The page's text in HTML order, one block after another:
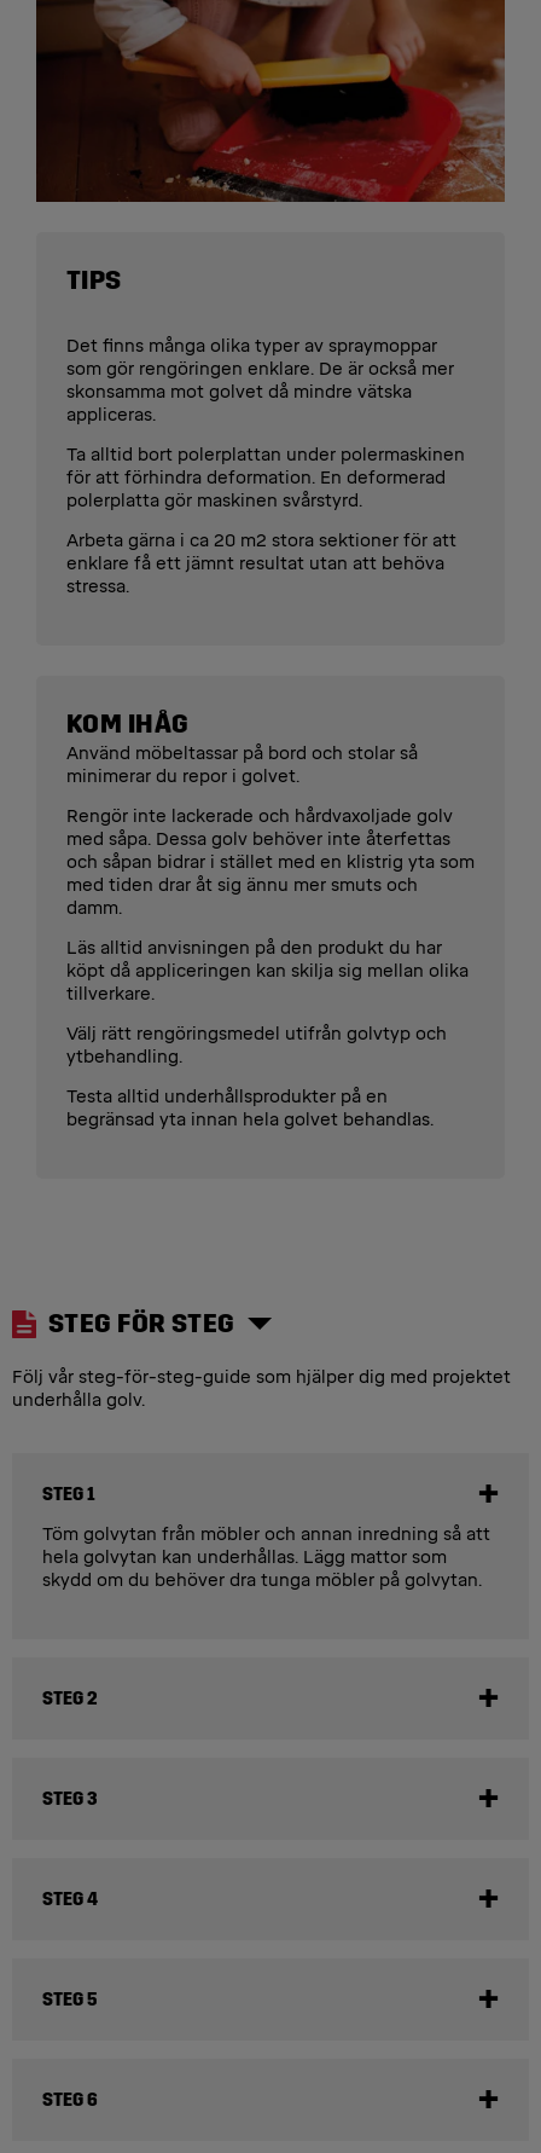
TIPS
Det finns många olika typer av spraymoppar
som gör rengöringen enklare. De är också mer
skonsamma mot golvet då mindre vätska
appliceras.
Ta alltid bort polerplattan under polermaskinen
för att förhindra deformation. En deformerad
polerplatta gör maskinen svårstyrd.
Arbeta gärna i ca 20 m2 stora sektioner för att
enklare få ett jämnt resultat utan att behöva
stressa.
KOM IHÅG
Använd möbeltassar på bord och stolar så
minimerar du repor i golvet.
Rengör inte lackerade och hårdvaxoljade golv
med såpa. Dessa golv behöver inte återfettas
och såpan bidrar i stället med en klistrig yta som
med tiden drar åt sig ännu mer smuts och
damm.
Läs alltid anvisningen på den produkt du har
köpt då appliceringen kan skilja sig mellan olika
tillverkare.
Välj rätt rengöringsmedel utifrån golvtyp och
ytbehandling.
Testa alltid underhållsprodukter på en
begränsad yta innan hela golvet behandlas.
STEG FÖR STEG
Följ vår steg-för-steg-guide som hjälper dig med projektet
underhålla golv.
STEG 1
Töm golvytan från möbler och annan inredning så att
hela golvytan kan underhållas. Lägg mattor som
skydd om du behöver dra tunga möbler på golvytan.
STEG 2
STEG 3
STEG 4
STEG 5
STEG 6